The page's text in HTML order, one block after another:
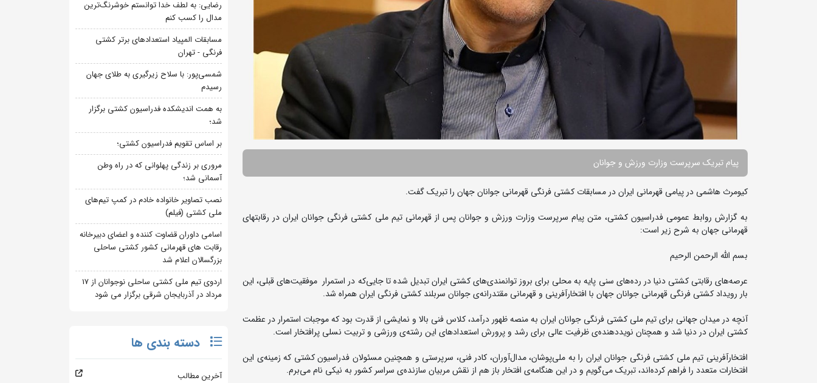
پیام تبریک سرپرست وزارت ورزش و جوانان
کیومرث هاشمی در پیامی قهرمانی ایران در مسابقات کشتی فرنگی قهرمانی جوانان جهان را تبریک گفت.
به گزارش روابط عمومی فدراسیون کشتی، متن پیام سرپرست وزارت ورزش و جوانان پس از قهرمانی تیم ملی کشتی فرنگی جوانان ایران در رقابتهای
قهرمانی جهان به شرح زیر است:
بسم الله الرحمن الرحیم
عرصه‌های رقابتی کشتی دنیا در رده‌های سنی پایه به محلی برای بروز توانمندی‌های کشتی ایران تبدیل شده تا جایی‌که در استمرار موفقیت‌های قبلی، این
بار رویداد کشتی فرنگی قهرمانی جوانان جهان با افتخار‌آفرینی و قهرمانی مقتدرانه‌ی جوانان سربلند کشتی فرنگی ایران همراه شد.
آنچه در میدان جهانی برای تیم ملی کشتی فرنگی جوانان ایران به منصه ظهور درآمد، کلاس فنی بالا و نمایشی از قدرت بود که موجبات استمرار در عظمت
کشتی ایران در دنیا شد و همچنان نویددهنده‌ی ظرفیت عالی برای رشد و پرورش استعدادهای این رشته‌ی ورزشی و تربیت نسلی پرافتخار است.
افتخارآفرینی تیم ملی کشتی فرنگی جوانان ایران را به ملی‌پوشان، مدال‌آوران، کادر فنی، سرپرستی و همچنین مسئولان فدراسیون کشتی که زمینه‌ی این
افتخارات متعدد را فراهم کرده‌اند، تبریک می‌گویم و در این هنگامه‌ی افتخار باز هم از نقش مربیان سازنده‌ی سراسر کشور به نیکی نام می‌برم.
رضایی: به لطف خدا توانستم خوشرنگ‌ترین
مدال را کسب کنم
مسابقات المپیاد استعدادهای برتر کشتی
فرنگی - تهران
شمسی‌پور: با سلاح زیرگیری به طلای جهان
رسیدم
به همت اندیشکده فدراسیون کشتی برگزار
شد؛
بر اساس تقویم فدراسیون کشتی؛
مروری بر زندگی پهلوانی که در راه وطن
آسمانی شد؛
نصب تصاویر خانواده خادم در کمپ تیم‌های
ملی کشتی (فیلم)
اسامی داوران قضاوت کننده و اعضای دبیرخانه
رقابت های قهرمانی کشور کشتی ساحلی
بزرگسالان اعلام شد
اردوی تیم ملی کشتی ساحلی نوجوانان از 17
مرداد در آذربایجان شرقی برگزار می شود
دسته بندی ها
آخرین مطالب